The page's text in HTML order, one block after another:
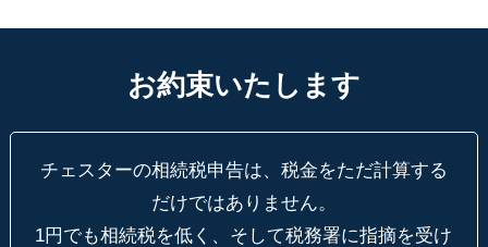
お約束いたします
チェスターの相続税申告は、税金をただ計算する
だけではありません。
1円でも相続税を低く、そして税務署に指摘を受け